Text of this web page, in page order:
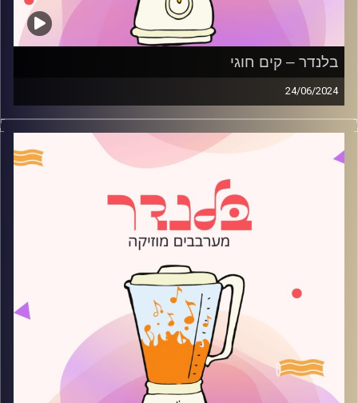
בלנדר – קים חוגי
24/06/2024
מוזיקה קצבית חדשה עם קים חוגי
קרדיט תמונות:
AudioVersity